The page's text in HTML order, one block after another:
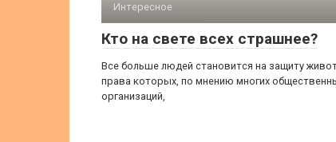
Интересное
Кто на свете всех страшнее?
Все больше людей становится на защиту
права которых, по мнению многих
организаций,